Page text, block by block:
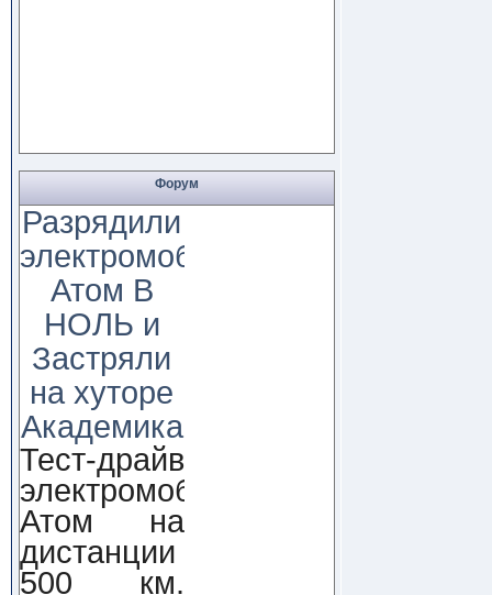
Форум
Разрядили
электромобиль
Атом В
НОЛЬ и
Застряли
на хуторе
Академика
Тест-драйв
электромобиля
Атом на
дистанции
500 км.